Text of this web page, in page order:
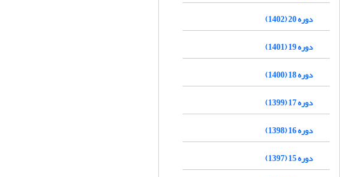
دوره 20 (1402)
دوره 19 (1401)
دوره 18 (1400)
دوره 17 (1399)
دوره 16 (1398)
دوره 15 (1397)